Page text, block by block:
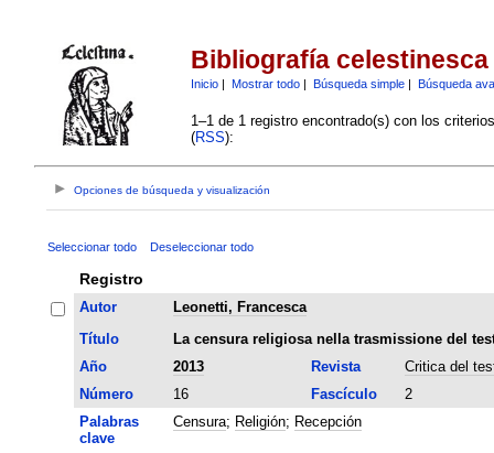
Bibliografía celestinesca
Inicio| Mostrar todo| Búsqueda simple| Búsqueda
1–1 de 1 registro encontrado(s) con los
(RSS):
Opciones de búsqueda y visualización
Seleccionar todo Deseleccionar todo
Registro
Autor
Leonetti, Francesca
Título
La censura religiosa nella trasmissione del
Año
2013 Revista
Critica del
Número
16 Fascículo
2
Palabras
clave
Censura; Religión; Recepción